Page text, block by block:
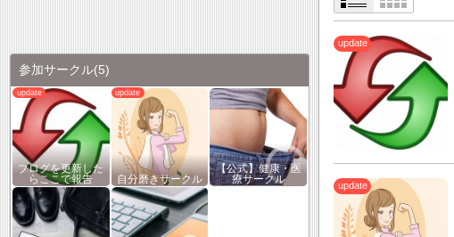
参加サークル(5)
ブログを更新した
らここで報告
自分磨きサークル
【公式】健康・医
療サークル